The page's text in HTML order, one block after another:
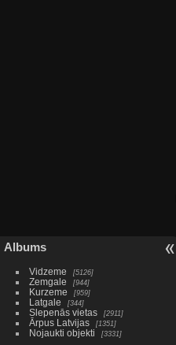
Albums
Vidzeme 5126
Zemgale 944
Kurzeme 959
Latgale 344
Slepenās vietas 2911
Ārpus Latvijas 1351
Nojaukti objekti 3331